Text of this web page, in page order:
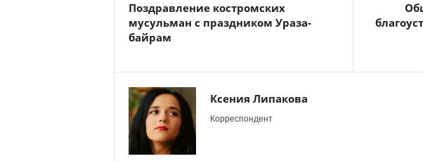
Поздравление костромских
мусульман с праздником Ураза-
байрам
Ксения Липакова
Корреспондент